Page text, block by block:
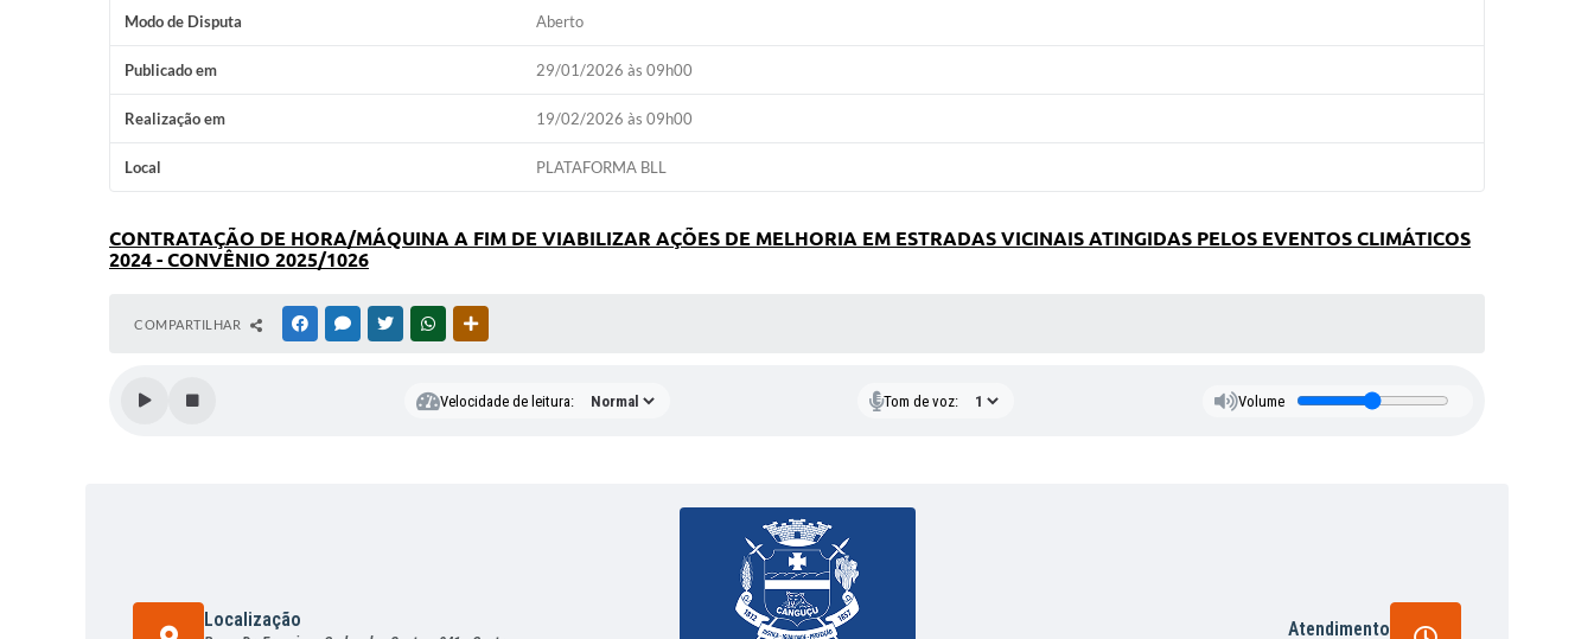
Modo de Disputa Aberto
Publicado em 29/01/2026 às 09h00
Realização em 19/02/2026 às 09h00
Local PLATAFORMA BLL
CONTRATAÇÃO DE HORA/MÁQUINA A FIM DE VIABILIZAR AÇÕES DE MELHORIA EM ESTRADAS VICINAIS ATINGIDAS PELOS EVENTOS CLIMÁTICOS
2024 - CONVÊNIO 2025/1026
COMPARTILHAR FACEBOOKMESSENGER
TWITTERWHATSAPP
Velocidade de leitura: Tom de voz: Volume
Localização Atendimento